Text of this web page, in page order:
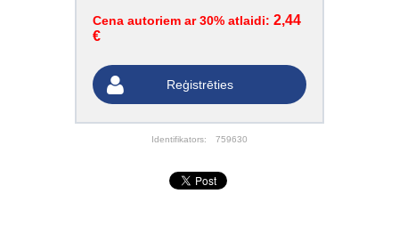
Cena autoriem ar 30% atlaidi: 2,44
€
Reģistrēties
Identifikators: 759630